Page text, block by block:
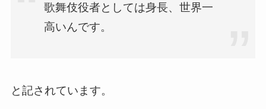
歌舞伎役者としては身長、世界一
高いんです。
と記されています。